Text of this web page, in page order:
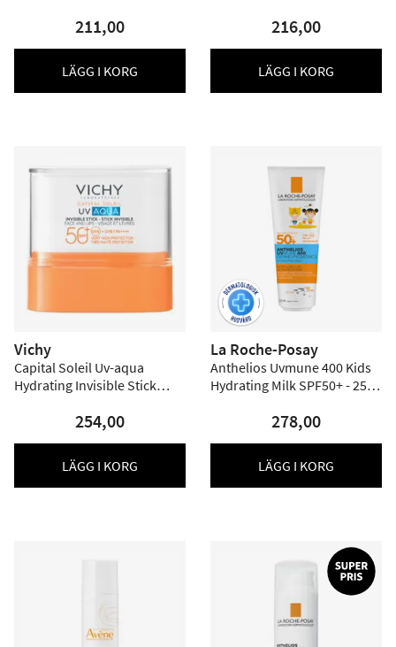
211,00
LÄGG I KORG
216,00
LÄGG I KORG
Vichy
Capital Soleil Uv-aqua
Hydrating Invisible Stick
254,00
LÄGG I KORG
La Roche-Posay
Anthelios Uvmune 400 Kids
Hydrating Milk SPF50+ - 250
278,00
LÄGG I KORG